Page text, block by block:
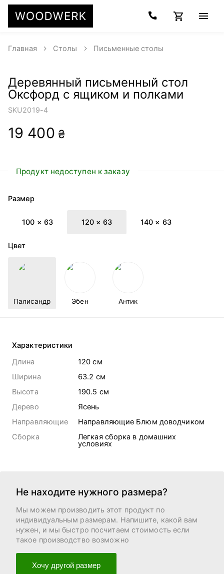
Главная Столы Письменные столы
Деревянный письменный стол
Оксфорд с ящиком и полками
SKU2019-4
19 400 ₴
Продукт недоступен к заказу
Размер
100 × 63 120 × 63 140 × 63
Цвет
Палисандр Эбен Антик
Характеристики
Длина
120 cм
Ширина
63.2 cм
Высота
190.5 cм
Дерево
Ясень
Направляющие
Направляющие Блюм доводчиком
Сборка
Легкая сборка в домашних
условиях
Не находите нужного размера?
Мы можем производить этот продукт по
индивидуальным размерам. Напишите, какой вам
нужен, и мы быстро посчитаем стоимость если
такое производство возможно
Хочу другой размер